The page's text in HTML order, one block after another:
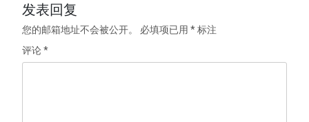
发表回复
您的邮箱地址不会被公开。 必填项已用*标注
评论*